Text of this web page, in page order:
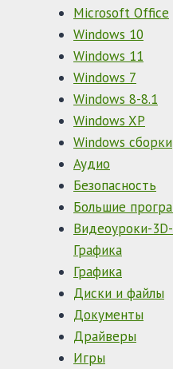
Microsoft Office
Windows 10
Windows 11
Windows 7
Windows 8-8.1
Windows XP
Windows сборки
Аудио
Безопасность
Большие
Видеоуроки-
Графика
Графика
Диски и файлы
Документы
Драйверы
Игры